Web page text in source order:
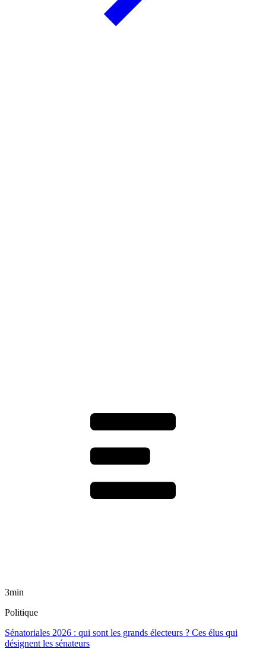
3min
Politique
Sénatoriales 2026 : qui sont les grands électeurs ? Ces élus qui
désignent les sénateurs